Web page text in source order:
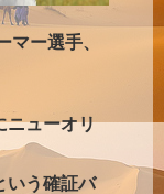
マー選手、
ニューオリ
いう確証バ